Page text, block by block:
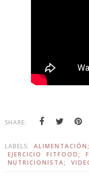
SHARE:
LABELS: ALIMENTACIÓN;
EJERCICIO
FITFOOD;
NUTRICIONISTA;